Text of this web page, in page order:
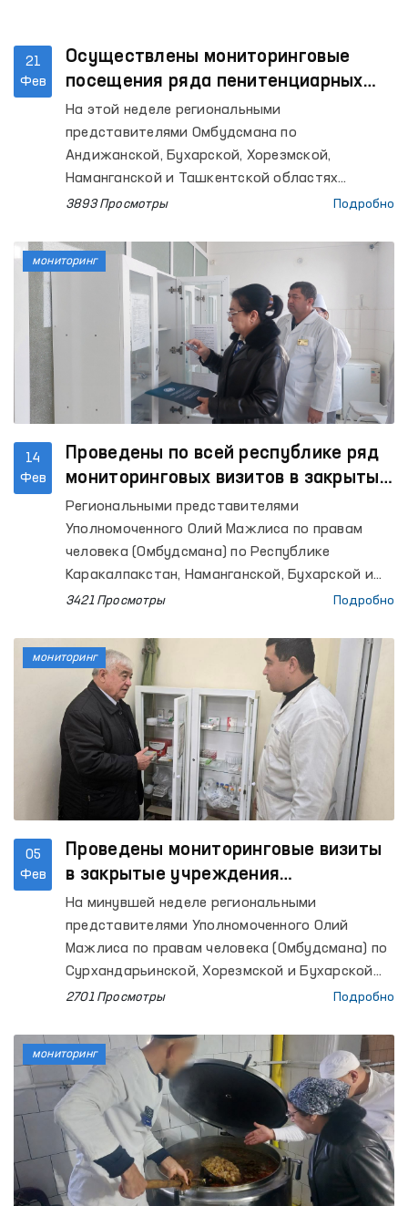
21
Фев
Осуществлены мониторинговые
посещения ряда пенитенциарных
учреждений в Андижанской,
Бухарской, Хорезмской,
Наманганской и Ташкентской
областях
На этой неделе региональными
представителями Омбудсмана по
Андижанской, Бухарской, Хорезмской,
Наманганской и Ташкентской областях
проведены мониторинговые посещения ряда
ограниченной свободой передвижения.
3893 Просмотры Подробно
14
Фев
Проведены по всей республике ряд
мониторинговых визитов в закрытые
учреждения с ограниченной
свободой передвижения
Региональными представителями
Уполномоченного Олий Мажлиса по правам
человека (Омбудсмана) по Республике
Каракалпакстан, Наманганской, Бухарской и
Хорезмской областей, а также города
посещения ряда закрытых учреждений.
3421 Просмотры Подробно
мониторинг
05
Фев
Проведены мониторинговые визиты
в закрытые учреждения
Сурхандарьинской, Хорезмской и
Бухарской областей
На минувшей неделе региональными
представителями Уполномоченного Олий
Мажлиса по правам человека (Омбудсмана) по
Сурхандарьинской, Хорезмской и Бухарской
областям осуществлены мониторинговые
ограниченной свободой передвижения.
2701 Просмотры Подробно
мониторинг
мониторинг